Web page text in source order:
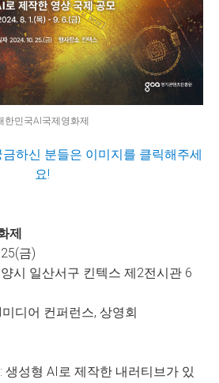
한민국AI국제영화제
하신 분들은 이미지를 클릭해주세
요!
제
금)
시 일산서구 킨텍스 제2전시관 6
디어 컨퍼런스, 상영회
생성형 AI로 제작한 내러티브가 있